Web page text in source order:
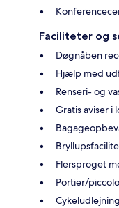
Faciliteter og
Døgnåben
Hjælp med
Renseri- og
Gratis aviser i
Flersproget
Portier/piccolo
Cykeludlejning